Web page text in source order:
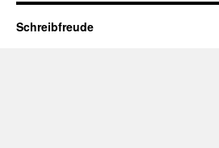
Schreibfreude